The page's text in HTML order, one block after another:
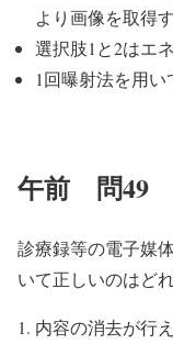
より画像を取得
選択肢1と2はエ
1回曝射法を用
午前 問49
診療録等の電子媒
いて正しいのはどれ
内容の消去が行